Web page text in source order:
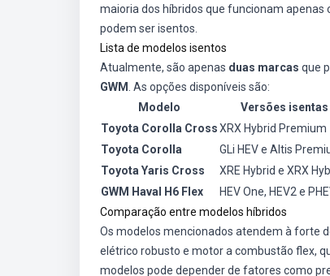
maioria dos híbridos que funcionam
podem ser isentos.
Lista de modelos isentos
Atualmente, são apenas duas marcas que
GWM . As opções disponíveis são:
Modelo
Versões isentas
Toyota Corolla CrossXRX Hybrid Premium
Toyota Corolla
GLi HEV e Altis
Toyota Yaris Cross
XRE Hybrid e XRX
GWM Haval H6 Flex
HEV One, HEV2 e
Comparação entre modelos híbridos
Os modelos mencionados atendem à forte
elétrico robusto e motor a combustão flex,
modelos pode depender de fatores como